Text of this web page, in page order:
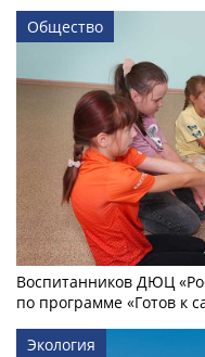
Общество
Воспитанников ДЮЦ
по программе «Готов к
Экология